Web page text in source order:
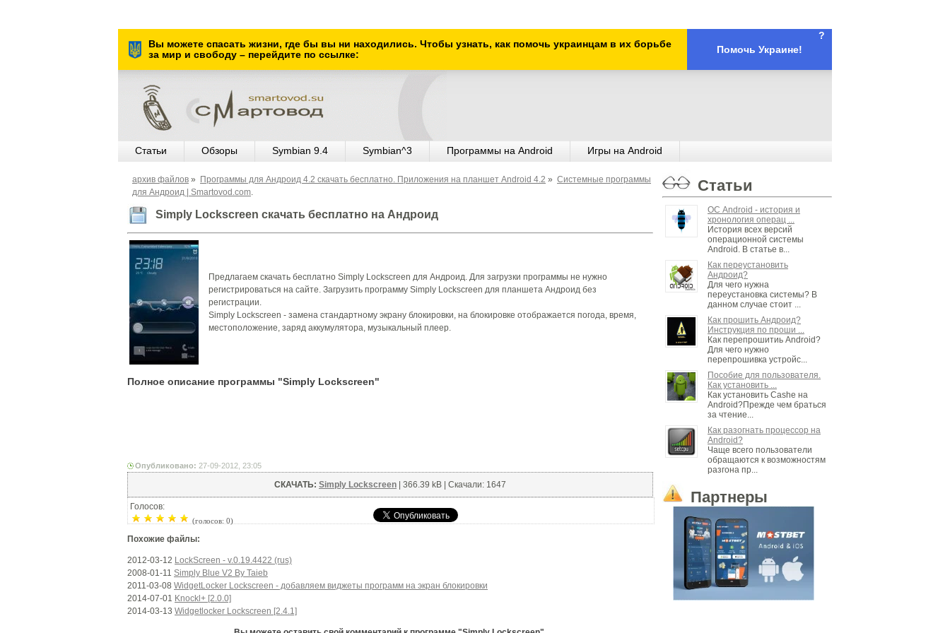
Вы можете спасать жизни, где бы вы ни находились. Чтобы узнать, как помочь украинцам в их борьбе
за мир и свободу – перейдите по ссылке:
Помочь Украине!
?
Статьи Обзоры Symbian 9.4 Symbian^3 Программы на Android Игры на Android
архив файлов » Программы для Андроид 4.2 скачать бесплатно. Приложения на планшет Android 4.2 » Системные программы
для Андроид | Smartovod.com.
Simply Lockscreen скачать бесплатно на Андроид
Предлагаем скачать бесплатно Simply Lockscreen для Андроид. Для загрузки программы не нужно
регистрироваться на сайте. Загрузить программу Simply Lockscreen для планшета Андроид без
регистрации.
Simply Lockscreen - замена стандартному экрану блокировки, на блокировке отображается погода, время,
местоположение, заряд аккумулятора, музыкальный плеер.
Полное описание программы "Simply Lockscreen"
Опубликовано: 27-09-2012, 23:05
СКАЧАТЬ: Simply Lockscreen | 366.39 kB | Скачали: 1647
Голосов:
(голосов: 0)
Похожие файлы:
2012-03-12 LockScreen - v.0.19.4422 (rus)
2008-01-11 Simply Blue V2 By Taieb
2011-03-08 WidgetLocker Lockscreen - добавляем виджеты программ на экран блокировки
2014-07-01 Knockl+ [2.0.0]
2014-03-13 Widgetlocker Lockscreen [2.4.1]
Статьи
ОС Android - история и
хронология операц ...
История всех версий
операционной системы
Android. В статье в...
Как переустановить
Андроид?
Для чего нужна
переустановка системы? В
данном случае стоит ...
Как прошить Андроид?
Инструкция по проши ...
Как перепрошитиь Android?
Для чего нужно
перепрошивка устройс...
Пособие для пользователя.
Как установить ...
Как установить Cashe на
Android?Прежде чем браться
за чтение...
Как разогнать процессор на
Android?
Чаще всего пользователи
обращаются к возможностям
разгона пр...
Партнеры